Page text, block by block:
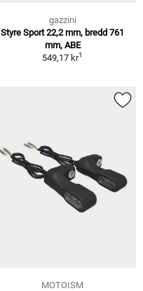
gazzini
Styre Sport 22,2 mm, bredd 761
mm, ABE
549,17 kr1
MOTOISM